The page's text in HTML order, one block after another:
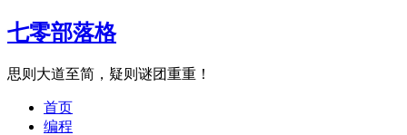
七零部落格
思则大道至简，疑则谜团重重！
首页
编程